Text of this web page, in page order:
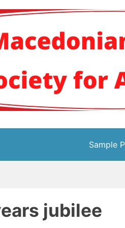
Sample
jubilee